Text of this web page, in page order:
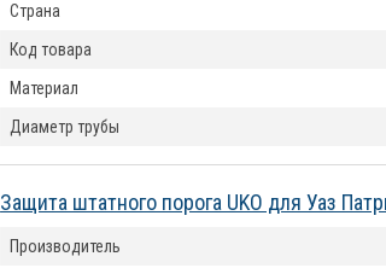
Страна
Код товара
Материал
Диаметр трубы
Защита штатного порога UKO для Уаз
Производитель